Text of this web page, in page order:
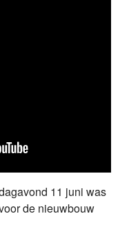
11 juni was
de nieuwbouw